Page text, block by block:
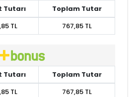
Tutarı
Toplam Tutar
TL 767,85 TL
Tutarı
Toplam Tutar
TL 767,85 TL